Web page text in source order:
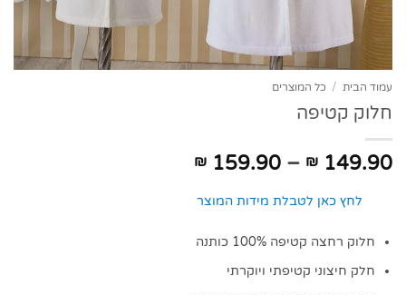
עמוד הבית / כל המוצרים
חלוק קטיפה
₪ 149.90
–
₪ 159.90
לחץ כאן לטבלת מידות המוצר
חלוק רחצה קטיפה 100% כותנה
חלק חיצוני קטיפתי ויוקרתי